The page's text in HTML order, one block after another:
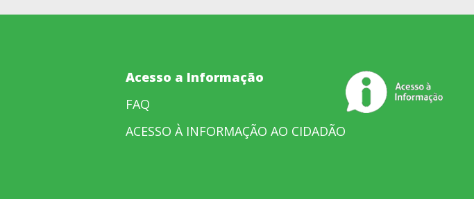
Acesso a Informação
FAQ
ACESSO À INFORMAÇÃO AO CIDADÃO